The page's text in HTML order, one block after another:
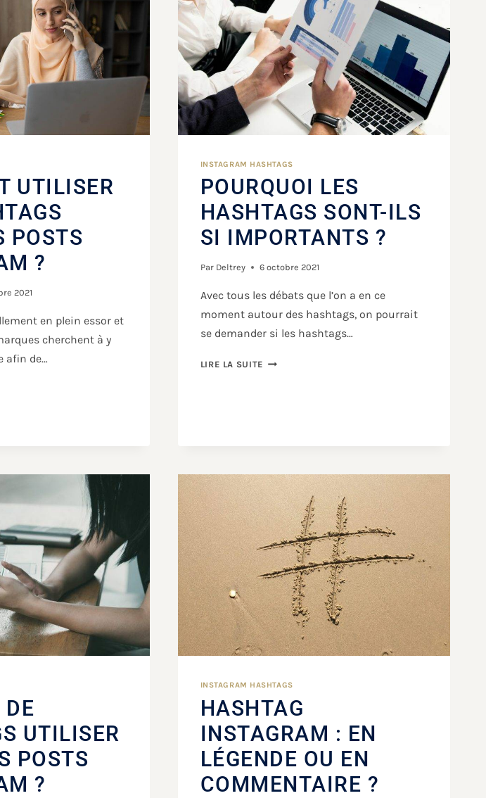
UTILISER
POSTS
?
2021
en plein essor et
cherchent à y
afin de…
INSTAGRAM HASHTAGS
POURQUOI LES
HASHTAGS SONT-ILS
SI IMPORTANTS ?
Par Deltrey 6 octobre 2021
Avec tous les débats que l’on a en ce
moment autour des hashtags, on pourrait
se demander si les hashtags…
LIRE LA SUITE
UTILISER
POSTS
?
INSTAGRAM HASHTAGS
HASHTAG
INSTAGRAM : EN
LÉGENDE OU EN
COMMENTAIRE ?